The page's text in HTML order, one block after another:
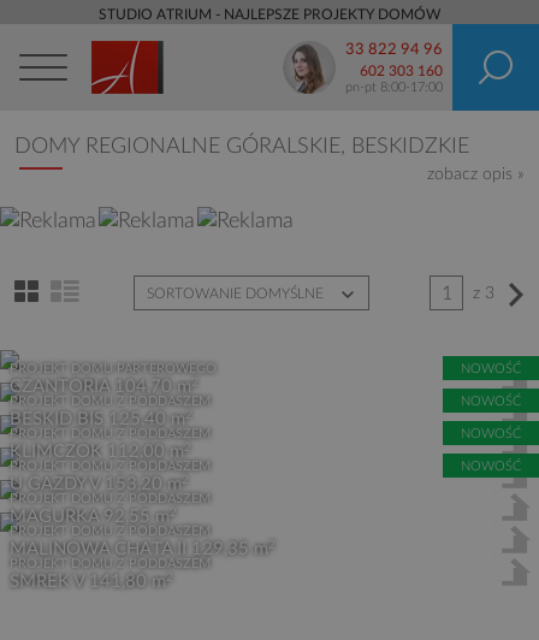
STUDIO ATRIUM - NAJLEPSZE PROJEKTY DOMÓW
33 822 94 96
602 303 160
pn-pt 8:00-17:00
DOMY REGIONALNE GÓRALSKIE, BESKIDZKIE
zobacz opis »
SORTOWANIE DOMYŚLNE 1 z 3
PROJEKT DOMU PARTEROWEGO
CZANTORIA 104,70 m 2
NOWOŚĆ
PROJEKT DOMU Z PODDASZEM
BESKID BIS 125,40 m 2
NOWOŚĆ
PROJEKT DOMU Z PODDASZEM
KLIMCZOK 112,00 m 2
NOWOŚĆ
PROJEKT DOMU Z PODDASZEM
U GAZDY V 153,20 m 2
NOWOŚĆ
PROJEKT DOMU Z PODDASZEM
MAGURKA 92,55 m 2
PROJEKT DOMU Z PODDASZEM
MALINOWA CHATA II 129,35 m 2
PROJEKT DOMU Z PODDASZEM
SMREK V 141,80 m 2